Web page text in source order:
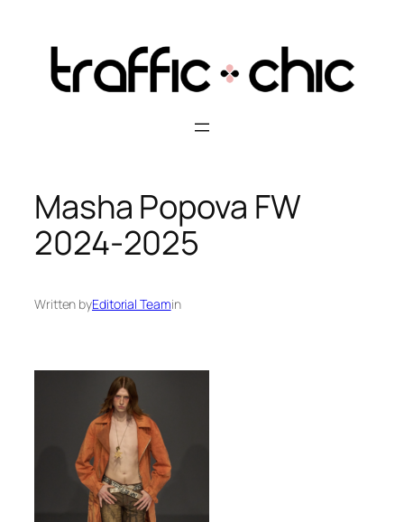
content
Masha Popova FW
2024-2025
Written byEditorial Teamin